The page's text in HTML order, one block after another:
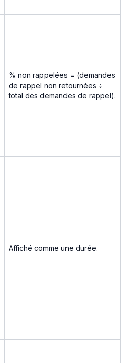
% non rappelées = (demandes
de rappel non retournées ÷
total des demandes de rappel).
Affiché comme une durée.